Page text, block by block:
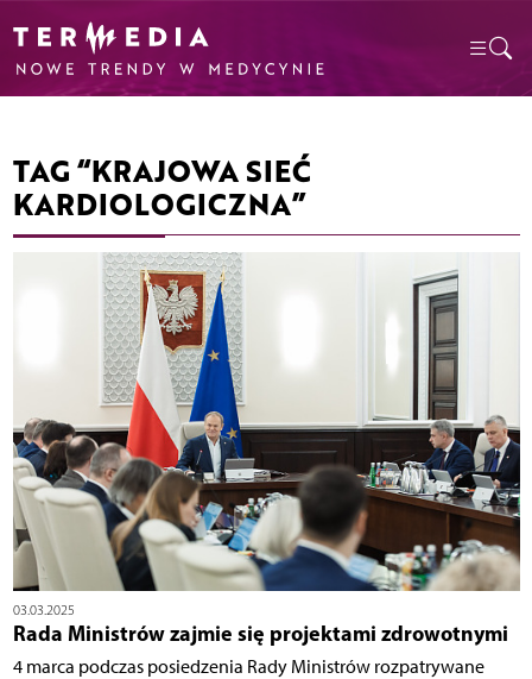
TAG “KRAJOWA SIEĆ
KARDIOLOGICZNA”
03.03.2025
Rada Ministrów zajmie się projektami zdrowotnymi
4 marca podczas posiedzenia Rady Ministrów rozpatrywane